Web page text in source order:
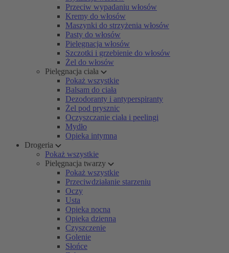
Przeciw wypadaniu włosów
Kremy do włosów
Maszynki do strzyżenia włosów
Pasty do włosów
Pielęgnacja włosów
Szczotki i grzebienie do włosów
Żel do włosów
Pielęgnacja ciała
Pokaż wszystkie
Balsam do ciała
Dezodoranty i antyperspiranty
Żel pod prysznic
Oczyszczanie ciała i peelingi
Mydło
Opieka intymna
Drogeria
Pokaż wszystkie
Pielęgnacja twarzy
Pokaż wszystkie
Przeciwdziałanie starzeniu
Oczy
Usta
Opieka nocna
Opieka dzienna
Czyszczenie
Golenie
Słońce